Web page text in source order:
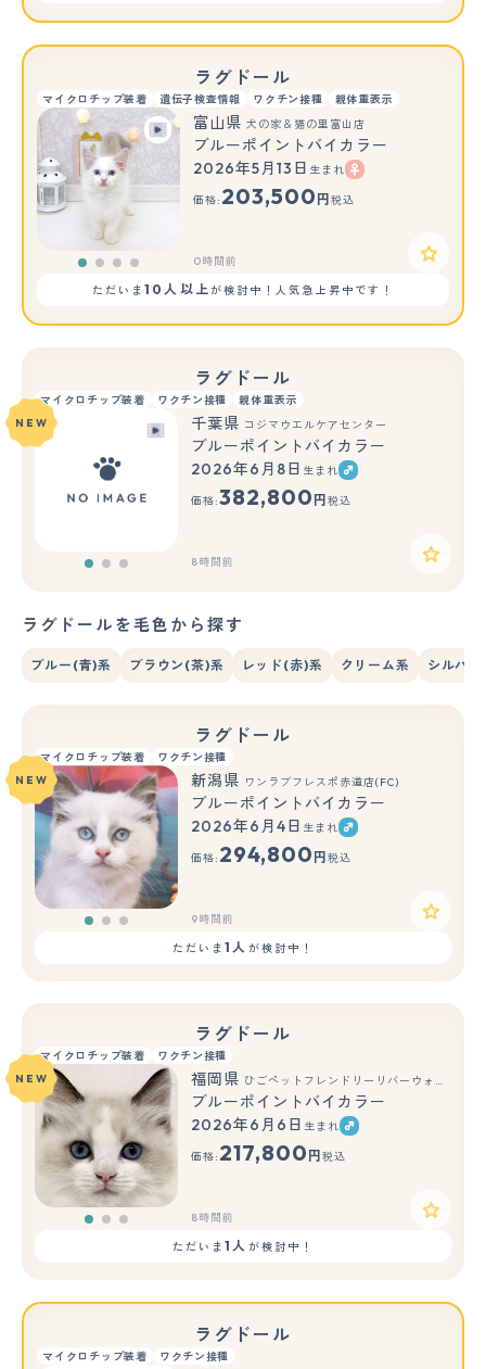
ラグドール
マイクロチップ装着 遺伝子検査情報 ワクチン接種 親体重表示
富山県 犬の家＆猫の里富山店
ブルーポイントバイカラー
2026年5月13日 生まれ
価格: 203,500 円 税込
0時間前
ただいま10人以上が検討中！人気急上昇中です！
ラグドール
マイクロチップ装着 ワクチン接種 親体重表示
もっと見る
NEW 千葉県 コジマウエルケアセンター
ブルーポイントバイカラー
2026年6月8日 生まれ
価格:382,800 円 税込
8時間前
ラグドールを毛色から探す
ブルー(青)系 ブラウン(茶)系 レッド(赤)系 クリーム系 シルバ
ラグドール
マイクロチップ装着 ワクチン接種
もっと見る
NEW 新潟県 ワンラブフレスポ赤道店(FC)
ブルーポイントバイカラー
2026年6月4日 生まれ
価格: 294,800 円 税込
9時間前
ただいま1人 が検討中！
ラグドール
マイクロチップ装着 ワクチン接種
もっと見る
NEW 福岡県 ひごペットフレンドリーリバーウォーク北九州店
ブルーポイントバイカラー
2026年6月6日 生まれ
価格: 217,800 円 税込
8時間前
ただいま1人 が検討中！
ラグドール
マイクロチップ装着 ワクチン接種